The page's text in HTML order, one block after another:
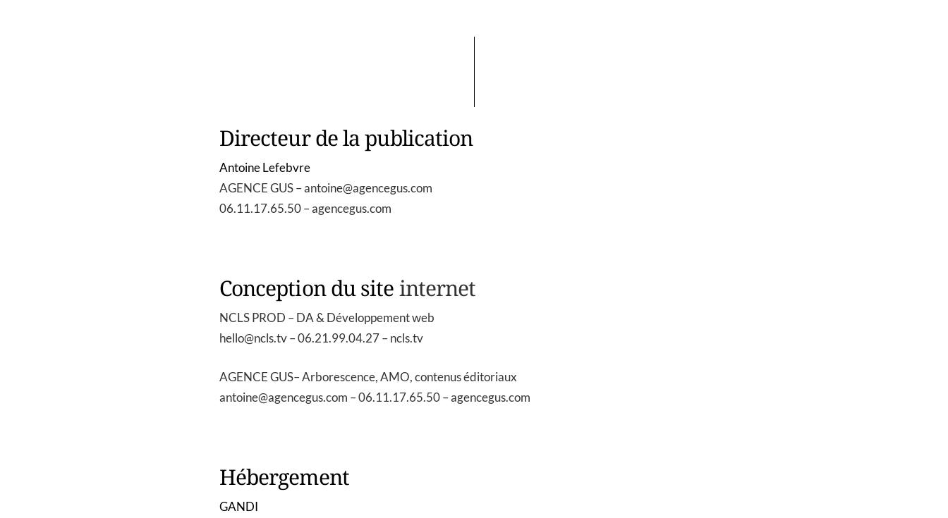
Directeur de la publication
Antoine Lefebvre
AGENCE GUS –antoine@agencegus.com
06.11.17.65.50 – agencegus.com
Conception du siteinternet
NCLS PROD – DA & Développement web
hello@ncls.tv – 06.21.99.04.27 – ncls.tv
AGENCE GUS– Arborescence, AMO, contenus éditoriaux
antoine@agencegus.com – 06.11.17.65.50 – agencegus.com
Hébergement
GANDI